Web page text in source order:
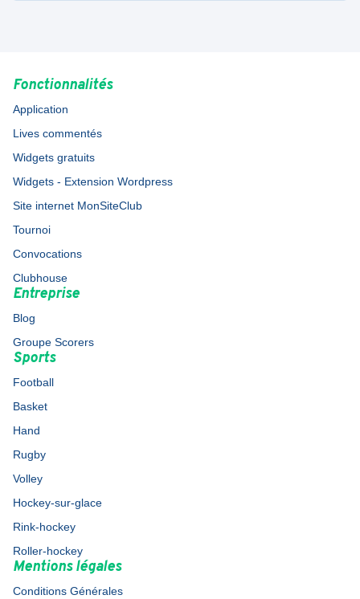
Fonctionnalités
Application
Lives commentés
Widgets gratuits
Widgets - Extension Wordpress
Site internet MonSiteClub
Tournoi
Convocations
Clubhouse
Entreprise
Blog
Groupe Scorers
Sports
Football
Basket
Hand
Rugby
Volley
Hockey-sur-glace
Rink-hockey
Roller-hockey
Mentions légales
Conditions Générales